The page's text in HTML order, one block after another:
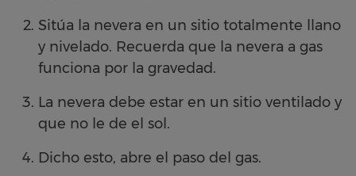
Sitúa la nevera en un sitio totalmente llano
y nivelado. Recuerda que la nevera a gas
funciona por la gravedad.
La nevera debe estar en un sitio ventilado y
que no le de el sol.
Dicho esto, abre el paso del gas.